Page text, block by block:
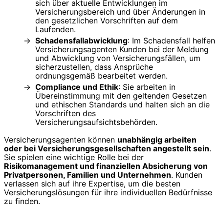
sich über aktuelle Entwicklungen im
Versicherungsbereich und über Änderungen in
den gesetzlichen Vorschriften auf dem
Laufenden.
Schadensfallabwicklung: Im Schadensfall helfen
Versicherungsagenten Kunden bei der Meldung
und Abwicklung von Versicherungsfällen, um
sicherzustellen, dass Ansprüche
ordnungsgemäß bearbeitet werden.
Compliance und Ethik: Sie arbeiten in
Übereinstimmung mit den geltenden Gesetzen
und ethischen Standards und halten sich an die
Vorschriften des
Versicherungsaufsichtsbehörden.
Versicherungsagenten können unabhängig arbeiten
oder bei Versicherungsgesellschaften angestellt sein.
Sie spielen eine wichtige Rolle bei der
Risikomanagement und finanziellen Absicherung von
Privatpersonen, Familien und Unternehmen. Kunden
verlassen sich auf ihre Expertise, um die besten
Versicherungslösungen für ihre individuellen Bedürfnisse
zu finden.